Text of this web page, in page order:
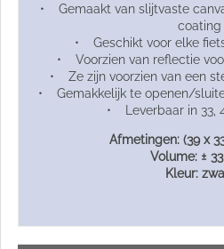
• Gemaakt van slijtvaste
coating
• Geschikt voor elke
• Voorzien van reflectie
• Ze zijn voorzien van een
• Gemakkelijk te openen/
• Leverbaar in 33,
Afmetingen: (39 x
Volume: ±
Kleur: